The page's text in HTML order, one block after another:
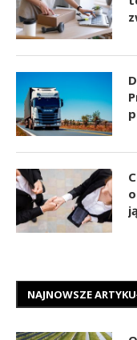
NAJNOWSZE